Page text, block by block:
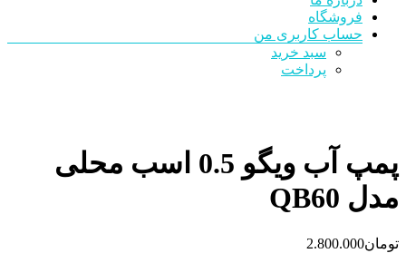
فروشگاه
حساب کاربری من
سبد خرید
پرداخت
پمپ آب ویگو 0.5 اسب محلی
مدل QB60
تومان2.800.000